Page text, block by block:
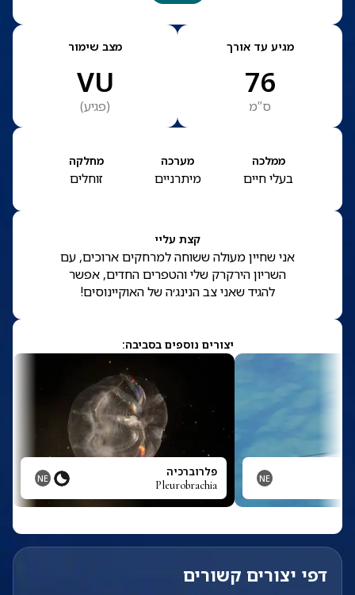
מגיע עד אורך
76
ס”מ
מצב שימור
VU
(פגיע)
ממלכה
בעלי חיים
מערכה
מיתרניים
מחלקה
זוחלים
קצת עליי
אני שחיין מעולה ששוחה למרחקים ארוכים, עם
השריון הירקרק שלי והטפרים החדים, אפשר
להגיד שאני צב הנינג׳ה של האוקיינוסים!
יצורים נוספים בסביבה:
NE פלרוברכיה
Pleurobrachia
NE
דפי יצורים קשורים